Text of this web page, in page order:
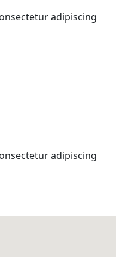
adipiscing
adipiscing